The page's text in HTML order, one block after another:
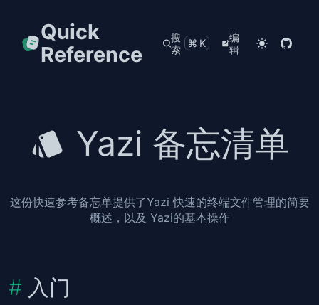
Quick
Reference
搜
索
⌘K
编
辑
Yazi 备忘清单
这份快速参考备忘单提供了Yazi 快速的终端文件管理的简要
概述，以及 Yazi的基本操作
入门